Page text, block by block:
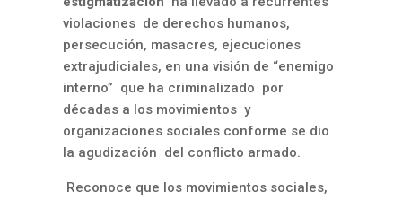
violaciones de derechos humanos,
persecución, masacres, ejecuciones
extrajudiciales, en una visión de “enemigo
interno” que ha criminalizado por
décadas a los movimientos y
organizaciones sociales conforme se dio
la agudización del conflicto armado.
Reconoce que los movimientos sociales,